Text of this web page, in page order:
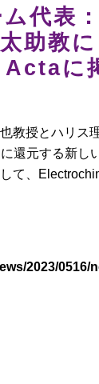
代表
助教
に掲
教授とハリス
還元する新
て、
2023/0516/